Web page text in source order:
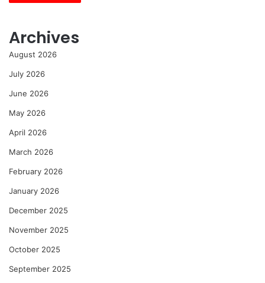
Archives
August 2026
July 2026
June 2026
May 2026
April 2026
March 2026
February 2026
January 2026
December 2025
November 2025
October 2025
September 2025